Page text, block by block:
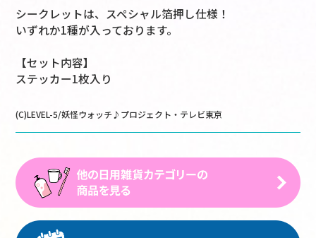
シークレットは、スペシャル箔押し仕様！
いずれか1種が入っております。
【セット内容】
ステッカー1枚入り
(C)LEVEL-5/妖怪ウォッチ♪プロジェクト・テレビ東京